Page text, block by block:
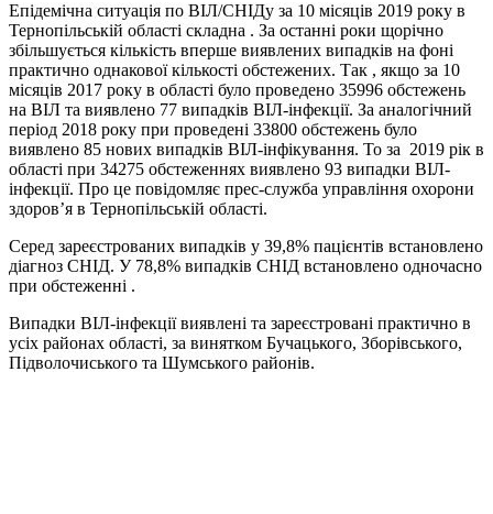
Епідемічна ситуація по ВІЛ/СНІДу за 10 місяців 2019 року в
Тернопільській області складна . За останні роки щорічно
збільшується кількість вперше виявлених випадків на фоні
практично однакової кількості обстежених. Так , якщо за 10
місяців 2017 року в області було проведено 35996 обстежень
на ВІЛ та виявлено 77 випадків ВІЛ-інфекції. За аналогічний
період 2018 року при проведені 33800 обстежень було
виявлено 85 нових випадків ВІЛ-інфікування. То за 2019 рік в
області при 34275 обстеженнях виявлено 93 випадки ВІЛ-
інфекції. Про це повідомляє прес-служба управління охорони
здоров’я в Тернопільській області.
Серед зареєстрованих випадків у 39,8% пацієнтів встановлено
діагноз СНІД. У 78,8% випадків СНІД встановлено одночасно
при обстеженні .
Випадки ВІЛ-інфекції виявлені та зареєстровані практично в
усіх районах області, за винятком Бучацького, Зборівського,
Підволочиського та Шумського районів.